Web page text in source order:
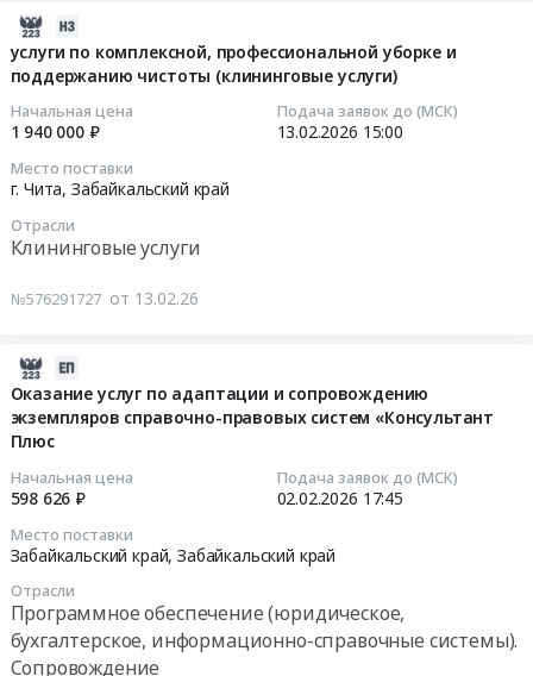
услуги по комплексной, профессиональной уборке и
поддержанию чистоты (клининговые услуги)
Начальная цена
1 940 000 ₽
Подача заявок до (МСК)
13.02.2026 15:00
Место поставки
г. Чита, Забайкальский край
Отрасли
Клининговые услуги
№576291727 от 13.02.26
Оказание услуг по адаптации и сопровождению
экземпляров справочно-правовых систем «Консультант
Плюс
Начальная цена
598 626 ₽
Подача заявок до (МСК)
02.02.2026 17:45
Место поставки
Забайкальский край,Забайкальский край
Отрасли
Программное обеспечение (юридическое,
бухгалтерское, информационно-справочные системы).
Сопровождение